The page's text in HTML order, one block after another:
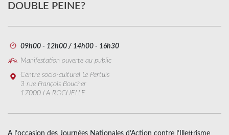
DOUBLE PEINE?
09h00 - 12h00 / 14h00 - 16h30
Manifestation ouverte au public
Centre socio-culturel Le Pertuis
3 rue François Boucher
17000 LA ROCHELLE
A l’occasion des Journées Nationales d’Action contre l’Illettrisme